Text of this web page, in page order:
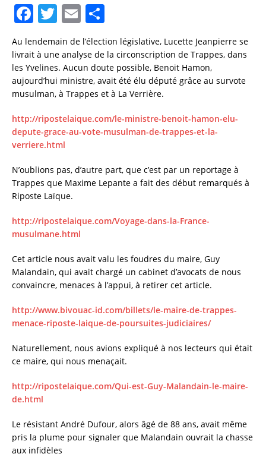
F
a
c
e
b
o
o
k
T
w
it
te
r
E
m
ai
l
h
a
re
Au lendemain de l’élection législative, Lucette Jeanpierre se
livrait à une analyse de la circonscription de Trappes, dans
les Yvelines. Aucun doute possible, Benoit Hamon,
aujourd’hui ministre, avait été élu député grâce au survote
musulman, à Trappes et à La Verrière.
http://ripostelaique.com/le-ministre-benoit-hamon-elu-
depute-grace-au-vote-musulman-de-trappes-et-la-
verriere.html
N’oublions pas, d’autre part, que c’est par un reportage à
Trappes que Maxime Lepante a fait des début remarqués à
Riposte Laïque.
http://ripostelaique.com/Voyage-dans-la-France-
musulmane.html
Cet article nous avait valu les foudres du maire, Guy
Malandain, qui avait chargé un cabinet d’avocats de nous
convaincre, menaces à l’appui, à retirer cet article.
http://www.bivouac-id.com/billets/le-maire-de-trappes-
menace-riposte-laique-de-poursuites-judiciaires/
Naturellement, nous avions expliqué à nos lecteurs qui était
ce maire, qui nous menaçait.
http://ripostelaique.com/Qui-est-Guy-Malandain-le-maire-
de.html
Le résistant André Dufour, alors âgé de 88 ans, avait même
pris la plume pour signaler que Malandain ouvrait la chasse
aux infidèles